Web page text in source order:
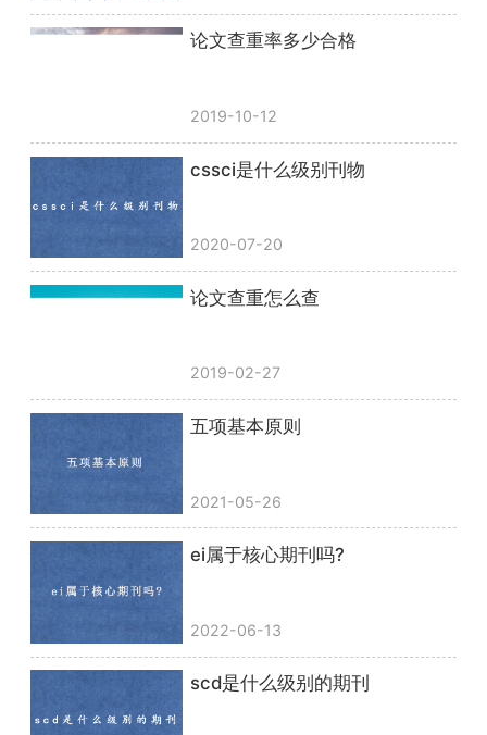
论文查重率多少合格
2019-10-12
cssci是什么级别刊物
2020-07-20
论文查重怎么查
2019-02-27
五项基本原则
2021-05-26
ei属于核心期刊吗?
2022-06-13
scd是什么级别的期刊